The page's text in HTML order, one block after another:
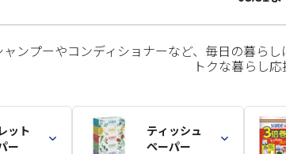
ンプーやコンディショナーなど、毎日の暮ら
トクな暮らし応
ット
ー
ティッシュ
ペーパー